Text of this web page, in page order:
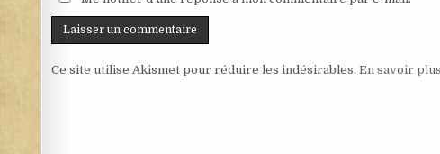
Ce site utilise Akismet pour réduire les indésirables. En savoir